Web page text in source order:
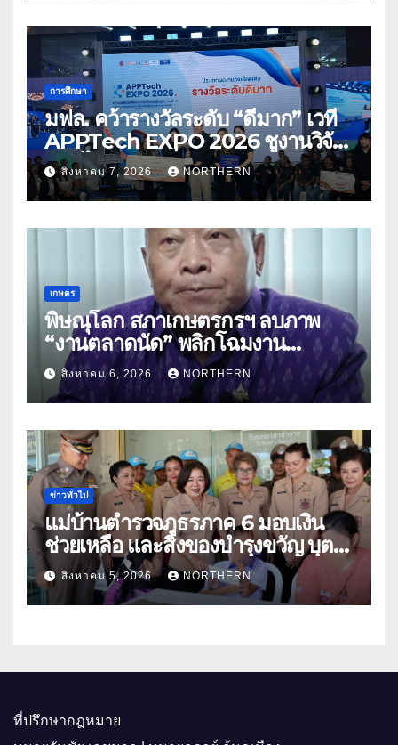
การศึกษา
มฟล. คว้ารางวัลระดับ “ดีมาก” เวที
APPTech EXPO 2026 ชูงานวิจัย
สมุนไพร ขับเคลื่อนนวัตกรรมสู่เชิง
พาณิชย์
สิงหาคม 7, 2026 NORTHERN
เกษตร
พิษณุโลก สภาเกษตรกรฯ ลบภาพ
“งานตลาดนัด” พลิกโฉมงาน
“เกษตรรุ่งเรืองเมืองสองแคว 69” มุ่ง
ประโยชน์เกษตรกร ดึงนวัตกรรม-จับ
คู่ธุรกิจดันสินค้าเกษตรสู่สากล (คลิป)
สิงหาคม 6, 2026 NORTHERN
ข่าวทั่วไป
แม่บ้านตำรวจภูธรภาค 6 มอบเงิน
ช่วยเหลือ และสิ่งของบำรุงขวัญ บุตร-
ธิดา ข้าราชการตำรวจจังหวัด
อุทัยธานี
สิงหาคม 5, 2026 NORTHERN
ที่ปรึกษากฎหมาย